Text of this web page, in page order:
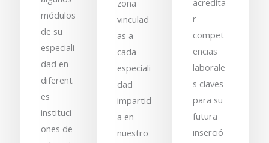
módulos
de su
especiali
dad en
diferent
es
instituci
ones de
zona
vinculad
as a
cada
especiali
dad
impartid
a en
nuestro
acredita
r
compet
encias
laborale
s claves
para su
futura
inserció